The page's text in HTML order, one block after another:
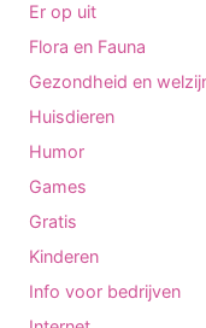
Er op uit
Flora en Fauna
Gezondheid en
Huisdieren
Humor
Games
Gratis
Kinderen
Info voor bedrijven